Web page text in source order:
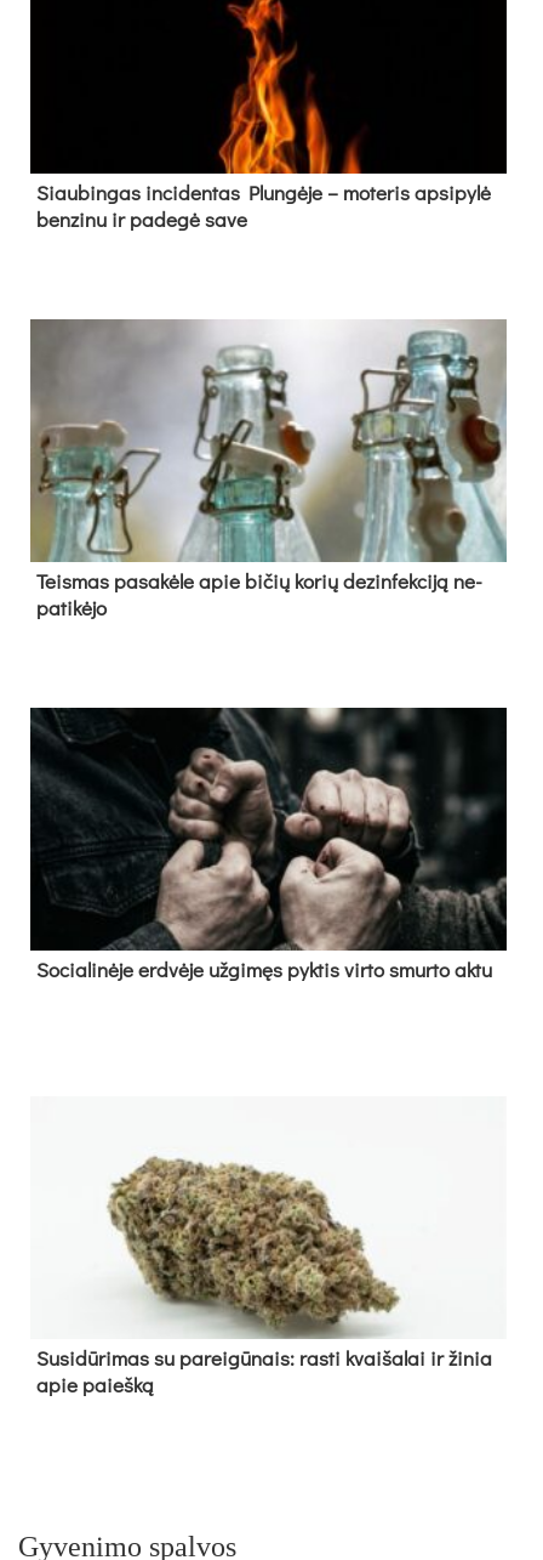
Siau­bin­gas in­ci­den­tas Plun­gė­je – mo­te­ris ap­si­py­lė
ben­zi­nu ir pa­de­gė sa­ve
Teis­mas pa­sa­kė­le apie bi­čių ko­rių de­zin­fek­ci­ją ne­
pa­ti­kė­jo
So­cia­li­nė­je erd­vė­je už­gi­męs pyk­tis vir­to smur­to ak­tu
Su­si­dū­ri­mas su pa­rei­gū­nais: ras­ti kvai­ša­lai ir ži­nia
apie paieš­ką
Gyvenimo spalvos